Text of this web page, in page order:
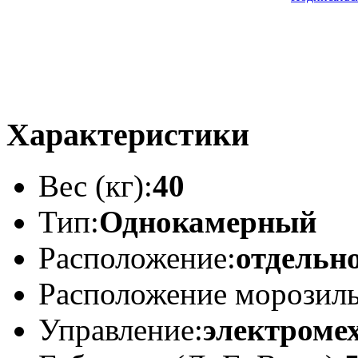
Характеристики
Вес (кг):40
Тип:Однокамерный
Расположение:
Расположение
Управление: